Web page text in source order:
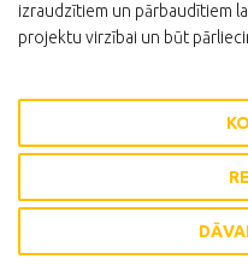
izraudzītiem un pārbaudītiem
projektu virzībai un būt